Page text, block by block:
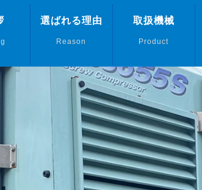
選ばれる理由
Reason
取扱機械
Product